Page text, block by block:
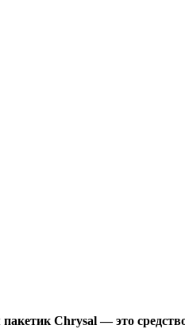
Chrysal — это